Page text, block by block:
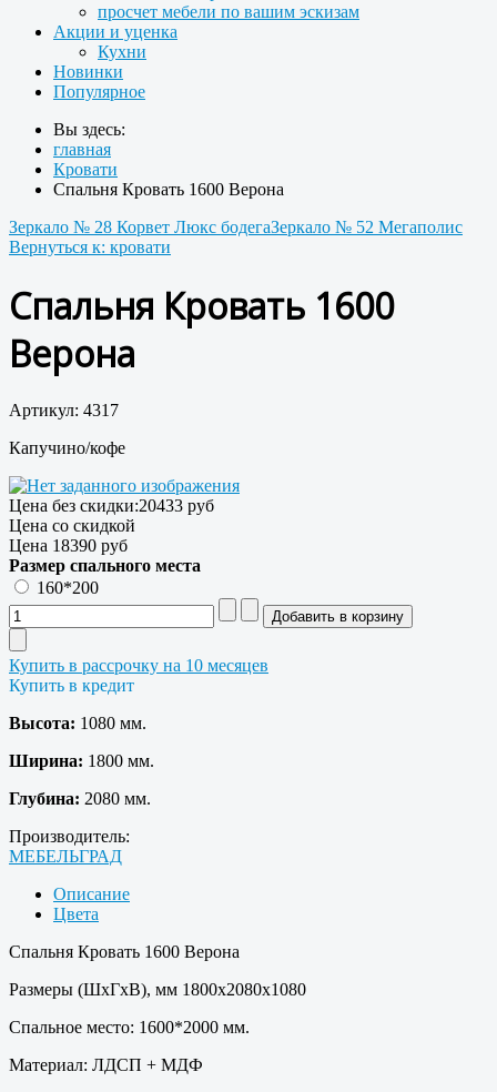
просчет мебели по вашим эскизам
Акции и уценка
Кухни
Новинки
Популярное
Вы здесь:
главная
Кровати
Спальня Кровать 1600 Верона
Зеркало № 28 Корвет Люкс бодегаЗеркало № 52 Мегаполис
Вернуться к: кровати
Спальня Кровать 1600
Верона
Артикул: 4317
Капучино/кофе
Цена без скидки:20433 руб
Цена со скидкой
Цена 18390 руб
Размер спального места
160*200
Купить в рассрочку на 10 месяцев
Купить в кредит
Высота: 1080 мм.
Ширина: 1800 мм.
Глубина: 2080 мм.
Производитель:
МЕБЕЛЬГРАД
Описание
Цвета
Спальня Кровать 1600 Верона
Размеры (ШхГхВ), мм 1800х2080х1080
Спальное место: 1600*2000 мм.
Материал: ЛДСП + МДФ